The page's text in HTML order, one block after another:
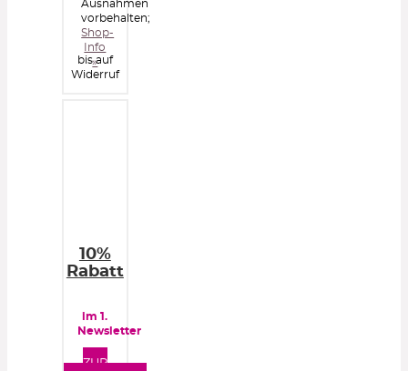
Ausnahmen
vorbehalten;
Shop-
Info
»
bis auf
Widerruf
10%
Rabatt
im 1.
Newsletter
ZUR